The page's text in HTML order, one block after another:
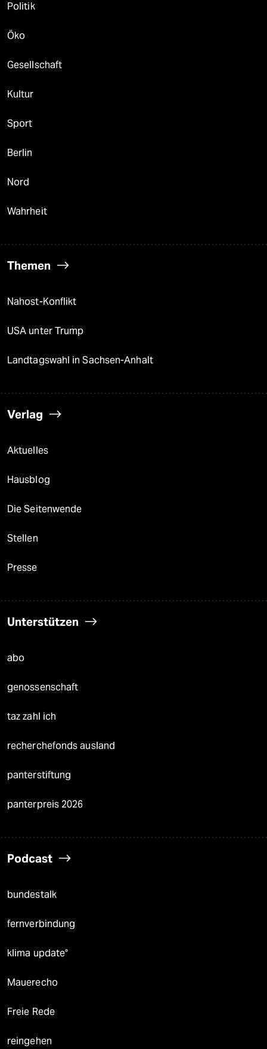
Politik
Öko
Gesellschaft
Kultur
Sport
Berlin
Nord
Wahrheit
Themen
Nahost-Konflikt
USA unter Trump
Landtagswahl in Sachsen-Anhalt
Verlag
Aktuelles
Hausblog
Die Seitenwende
Stellen
Presse
Unterstützen
abo
genossenschaft
taz zahl ich
recherchefonds ausland
panterstiftung
panterpreis 2026
Podcast
bundestalk
fernverbindung
klima update°
Mauerecho
Freie Rede
reingehen